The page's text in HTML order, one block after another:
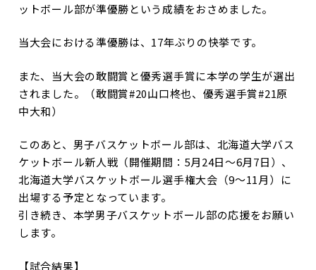
ットボール部が準優勝という成績をおさめました。
当大会における準優勝は、17年ぶりの快挙です。
また、当大会の敢闘賞と優秀選手賞に本学の学生が選出
されました。（敢闘賞#20山口柊也、優秀選手賞#21原
中大和）
このあと、男子バスケットボール部は、北海道大学バス
ケットボール新人戦（開催期間：5月24日～6月7日）、
北海道大学バスケットボール選手権大会（9～11月）に
出場する予定となっています。
引き続き、本学男子バスケットボール部の応援をお願い
します。
【試合結果】